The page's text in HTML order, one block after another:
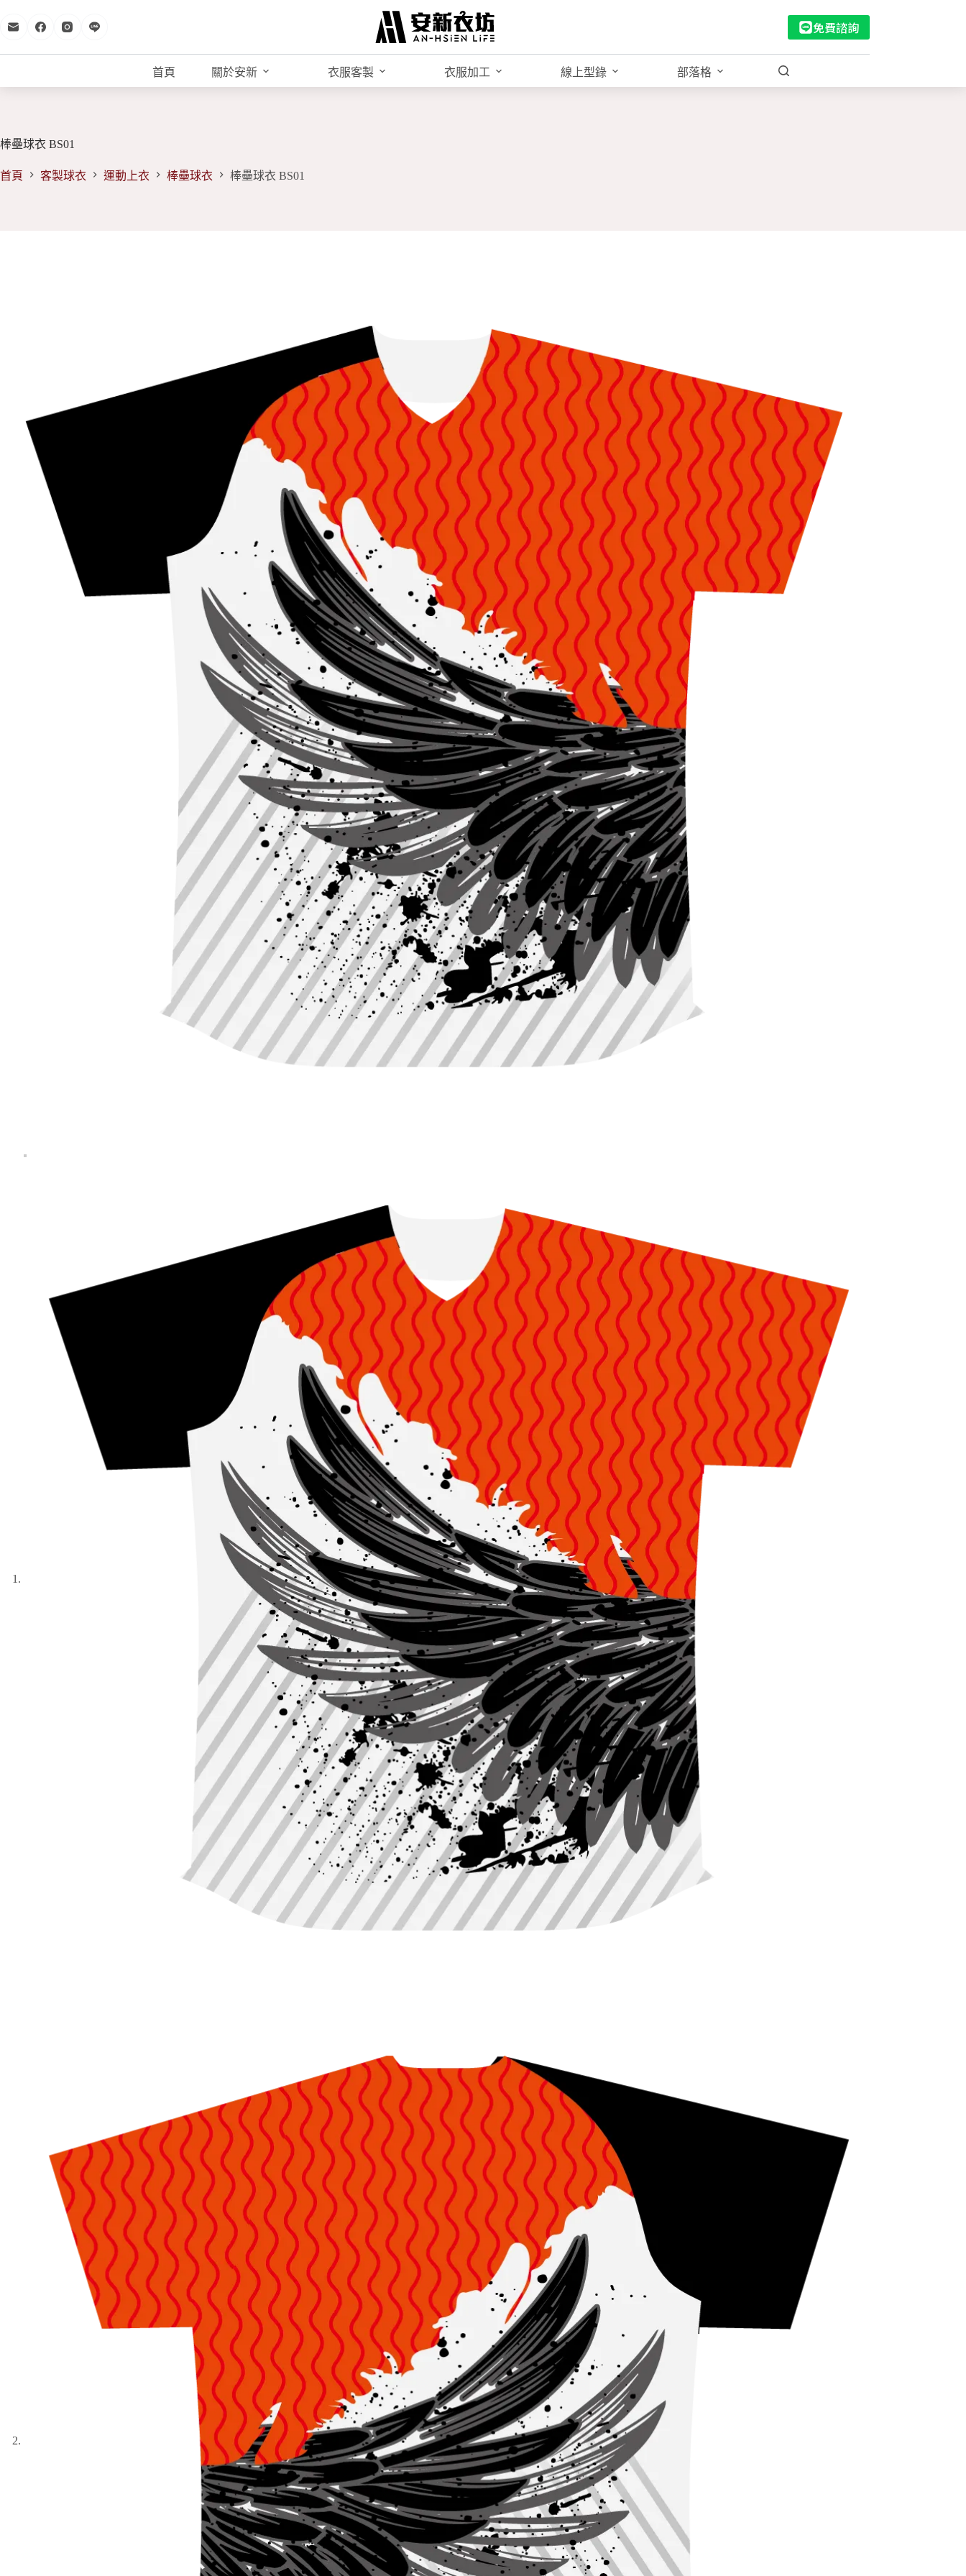
至
免費諮詢
首頁 關於安新 衣服客製 衣服加工 線上型錄 部落格
棒壘球衣 BS01
首頁 客製球衣 運動上衣 棒壘球衣 棒壘球衣 BS01